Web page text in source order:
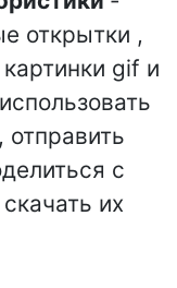
День
геодезии и
картографи
День
писателя
открытки ,
gif и
отправить
с
их